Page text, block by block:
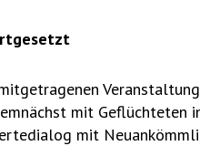
mit Geflüchteten
mit